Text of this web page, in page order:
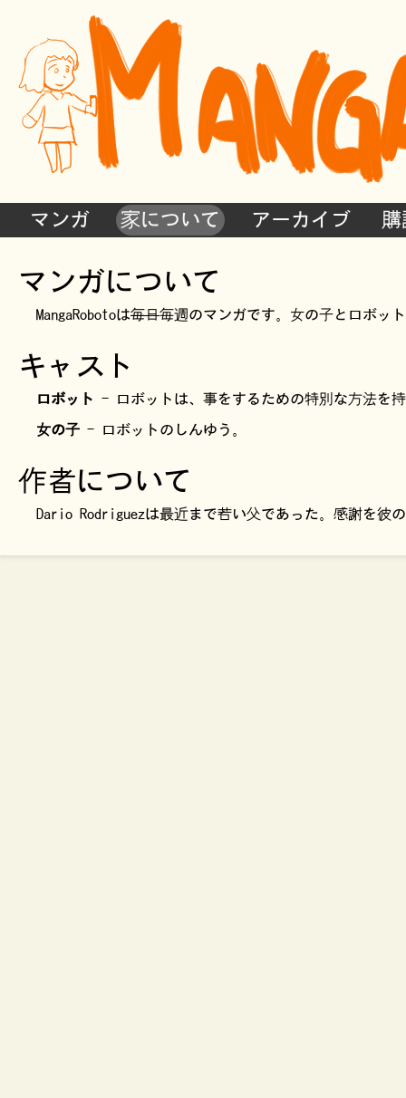
マンガ 家について アーカイブ
マンガについて
MangaRobotoは毎日毎週のマンガです。女の子とロボッ
キャスト
ロボット - ロボットは、事をするための特別な方法を
女の子 - ロボットのしんゆう。
作者について
Dario Rodriguezは最近まで若い父であった。感謝を彼